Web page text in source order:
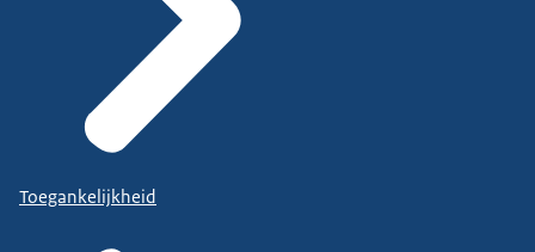
Toegankelijkheid